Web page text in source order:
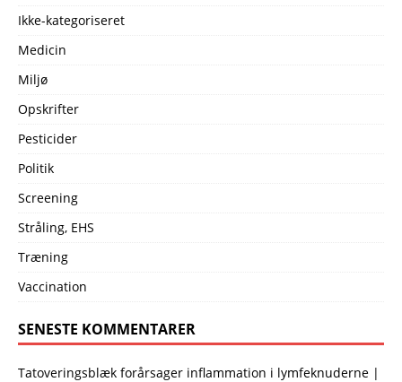
Ikke-kategoriseret
Medicin
Miljø
Opskrifter
Pesticider
Politik
Screening
Stråling, EHS
Træning
Vaccination
SENESTE KOMMENTARER
Tatoveringsblæk forårsager inflammation i lymfeknuderne |